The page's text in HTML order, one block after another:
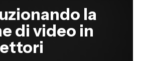
la
di video in